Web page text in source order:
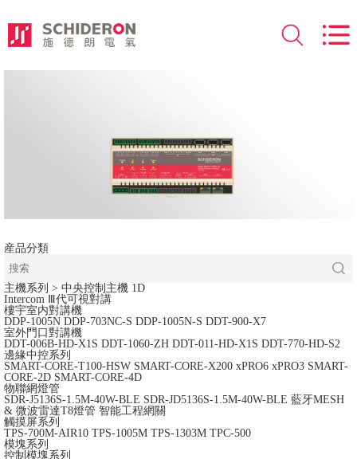
産品分類
主機系列 > 中央控制主機 1D
Intercom Ⅲ代可視對講
樓宇室内對講機
DDP-1005N DDP-703NC-S DDP-1005N-S DDT-900-X7
室外門口對講機
DDT-006B-HD-X1S DDT-1060-ZH DDT-011-HD-X1S DDT-770-HD-S2
邊緣中控系列
SMART-CORE-T100-HSW SMART-CORE-X200 xPRO6 xPRO3 SMART-
CORE-2D SMART-CORE-4D
物聯網燈管
SDR-J5136S-1.5M-40W-BLE SDR-JD5136S-1.5M-40W-BLE 藍牙MESH
& 微波雷達T8燈管 智能工程網關
觸摸屏系列
TPS-700M-AIR10 TPS-1005M TPS-1303M TPC-500
模塊系列
控制模塊系列